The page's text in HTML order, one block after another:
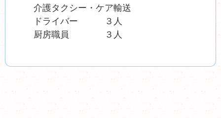
介護タクシー・ケア輸送
ドライバー ３人
厨房職員 ３人